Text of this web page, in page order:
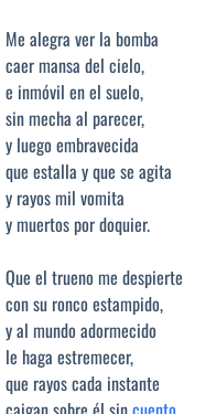
Me alegra ver la bomba
caer mansa del cielo,
e inmóvil en el suelo,
sin mecha al parecer,
y luego embravecida
que estalla y que se agita
y rayos mil vomita
y muertos por doquier.
Que el trueno me despierte
con su ronco estampido,
y al mundo adormecido
le haga estremecer,
que rayos cada instante